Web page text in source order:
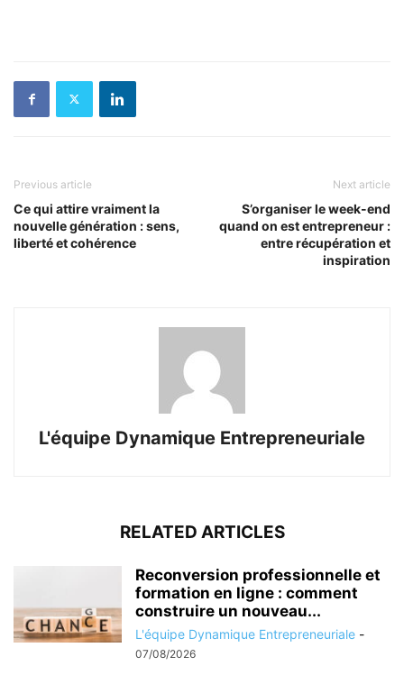
Previous article
Ce qui attire vraiment la
nouvelle génération : sens,
liberté et cohérence
Next article
S’organiser le week-end
quand on est entrepreneur :
entre récupération et
inspiration
L'équipe Dynamique Entrepreneuriale
RELATED ARTICLES
Reconversion professionnelle et
formation en ligne : comment
construire un nouveau...
L'équipe Dynamique Entrepreneuriale -
07/08/2026